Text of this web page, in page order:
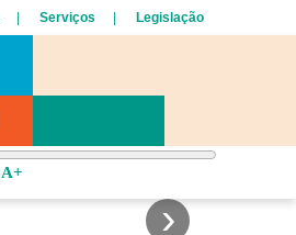
Serviços Legislação
A+